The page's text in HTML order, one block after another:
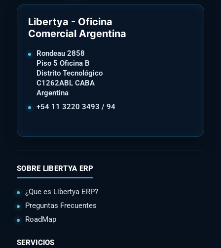
Libertya - Oficina
Comercial Argentina
Rondeau 2858
Piso 5 Oficina B
Distrito Tecnológico
C1262ABL CABA
Argentina
+54 11 3220 3493 / 94
SOBRE LIBERTYA ERP
¿Que es Libertya ERP?
Preguntas Frecuentes
RoadMap
SERVICIOS